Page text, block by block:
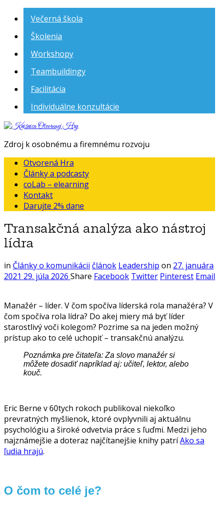
Večerná škola
Školenia
Workshopy
Teambuildingy
Facilitácia
Individuálne konzultácie
Knižnica
Hry
Zdroj k osobnému a firemnému rozvoju
Otvorená Hra
Články a podcasty
coLab – elearning
Kontakt
Darujte 2% dane
Transakčná analýza ako nástroj
lídra
in Články o komunikácii článok Leadership on 27. januára
2021 29. júla 2026 Share Facebook Twitter Pinterest Email
Manažér – líder. V čom spočíva líderská rola manažéra? V
čom spočíva rola lídra? Do akej miery má byť líder
starostlivý voči kolegom? Pozrime sa na jeden možný
prístup ako to celé uchopiť – transakčnú analýzu.
Poznámka pre čitateľa: Za slovo manažér si
môžete dosadiť napríklad aj: učiteľ, lektor, alebo
kouč.
Eric Berne v 60tych rokoch publikoval niekoľko
prevratných myšlienok, ktoré ovplyvnili aj aktuálnu
psychológiu a široké odvetvia práce s ľuďmi. Medzi jeho
najznámejšie a doteraz najčítanejšie knihy patríAko sa
ľudia hrajú.
O čom to celé je?